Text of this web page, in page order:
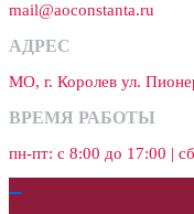
mail@aoconstanta.ru
АДРЕС
МО, г. Королев ул.
ВРЕМЯ РАБОТЫ
пн-пт: с 8:00 до 17:00 |